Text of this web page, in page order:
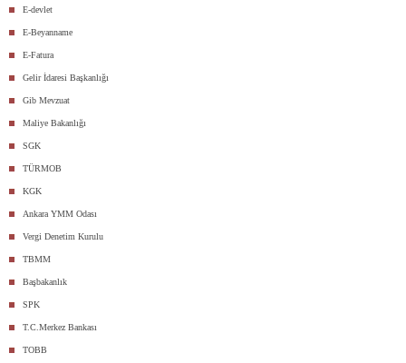
E-devlet
E-Beyanname
E-Fatura
Gelir İdaresi Başkanlığı
Gib Mevzuat
Maliye Bakanlığı
SGK
TÜRMOB
KGK
Ankara YMM Odası
Vergi Denetim Kurulu
TBMM
Başbakanlık
SPK
T.C.Merkez Bankası
TOBB